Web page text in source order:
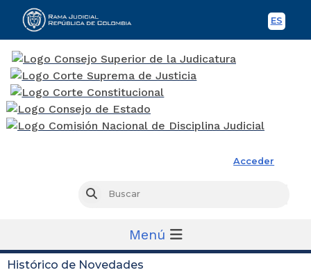
ES
Acceder
Buscar
Menú
Histórico de Novedades